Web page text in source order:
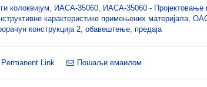
колоквијум, ИАСА-35060, ИАСА-35060 - Пројектовање
карактеристике примењених материјала,
конструкција 2, обавештење, предаја
Permanent Link Пошаљи емаилом